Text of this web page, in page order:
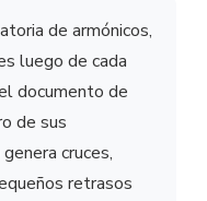
de armónicos,
luego de cada
documento de
de sus
cruces,
retrasos